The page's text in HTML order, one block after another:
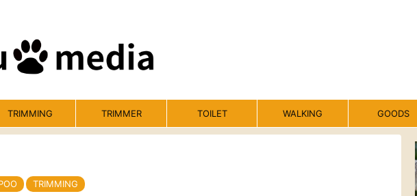
TRIMMING TRIMMER TOILET WALKING GOODS
TRIMMING